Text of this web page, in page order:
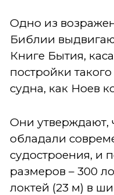
Одно из
Библии
Книге Бытия,
постройки
судна, как Ноев
Они утверждают,
обладали
судостроения, и
размеров – 300
локтей (23 м) в